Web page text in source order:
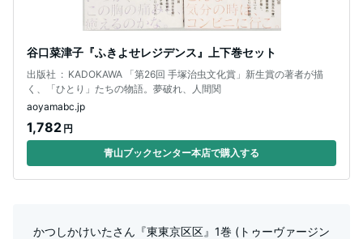
谷口菜津子『ふきよせレジデンス』上下巻セット
出版社 ‏ : ‎ KADOKAWA 「第26回 手塚治虫文化賞」新生賞の著者が描
く、「ひとり」たちの物語。夢破れ、人間関
aoyamabc.jp
1,782 円
青山ブックセンター本店で購入する
かつしかけいたさん『東東京区区』1巻 (トゥーヴァージン